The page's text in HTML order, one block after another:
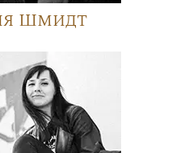
Шмидт